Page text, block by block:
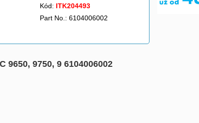
Kód: ITK204493
Part No.: 6104006002
9650, 9750, 9 6104006002